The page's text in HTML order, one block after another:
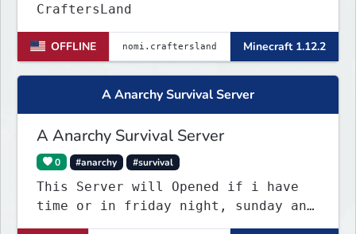
CraftersLand
OFFLINE Minecraft 1.12.2
A Anarchy Survival Server
A Anarchy Survival Server
0 #anarchy #survival
This Server will Opened if i have
time or in friday night, sunday and